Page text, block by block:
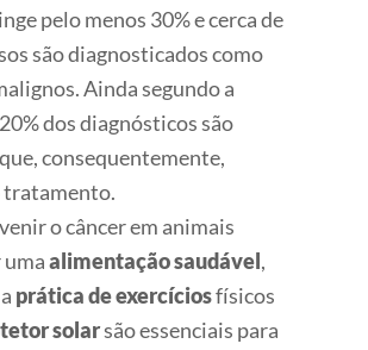
pelo menos 30% e cerca de
são diagnosticados como
Ainda segundo a
dos diagnósticos são
consequentemente,
o câncer em animais
umaalimentação saudável,
prática de exercíciosfísicos
solarsão essenciais para